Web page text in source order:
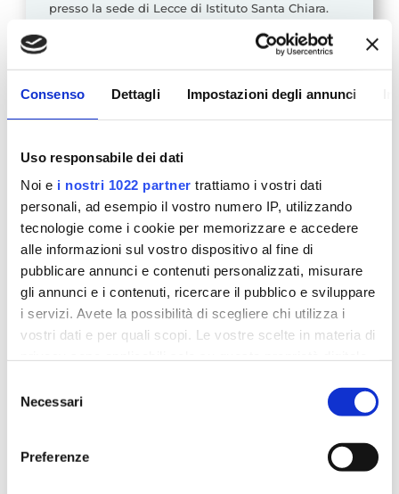
Consenso Dettagli Impostazioni degli annunci
Uso responsabile dei dati
Noi e i nostri 1022 partner trattiamo i vostri dati
personali, ad esempio il vostro numero IP, utilizzando
tecnologie come i cookie per memorizzare e accedere
alle informazioni sul vostro dispositivo al fine di
pubblicare annunci e contenuti personalizzati, misurare
gli annunci e i contenuti, ricercare il pubblico e sviluppare
i servizi. Avete la possibilità di scegliere chi utilizza i
vostri dati e per quali scopi. Le vostre scelte in materia di
modificare o revocare il proprio consenso in qualsiasi
momento dalla Dichiarazione sui cookie o facendo clic
delNecessari
Preferenze
presso la sede di Lecce di Istituto Santa Chiara.
Metodo Oral Motor Therapy (OMT)
Disartria
Disfonia
Disturbi dello spettro dell’autismo
Disturbi comportamentali
Disturbi del neuro-sviluppo
Disturbo e ritardo del linguaggio
Terapia miofunzionale
Post recenti